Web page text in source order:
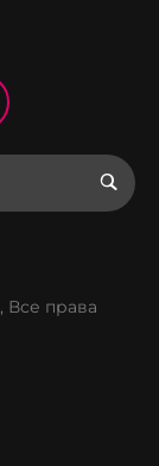
Все права